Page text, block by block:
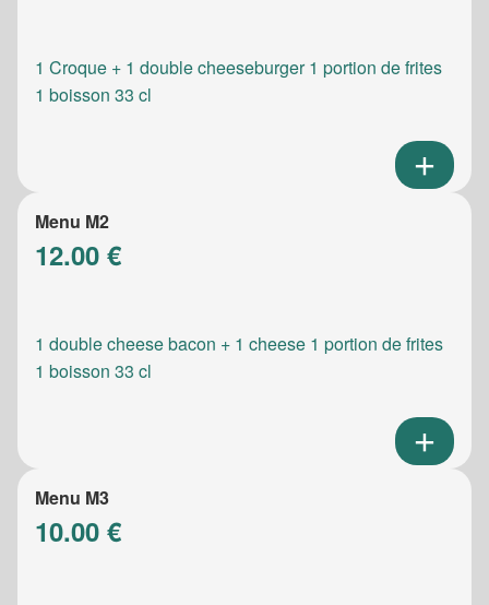
1 Croque + 1 double cheeseburger 1 portion de frites
1 boisson 33 cl
Menu M2
12.00 €
1 double cheese bacon + 1 cheese 1 portion de frites
1 boisson 33 cl
Menu M3
10.00 €